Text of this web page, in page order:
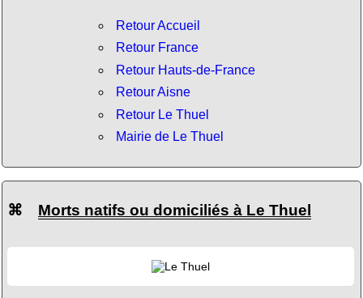
Retour Accueil
Retour France
Retour Hauts-de-France
Retour Aisne
Retour Le Thuel
Mairie de Le Thuel
⌘ Morts natifs ou domiciliés à Le Thuel